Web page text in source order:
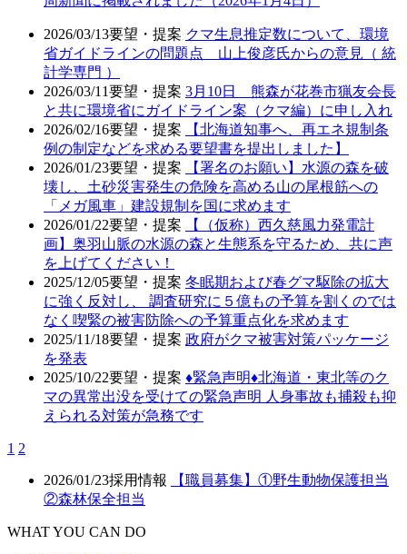
2026/03/13要望・提案 クマ生息推定数について、環境
省ガイドラインの問題点 山上俊彦氏からの意見（ 統
計学専門 ）
2026/03/11要望・提案 3月10日 熊森が花巻市猟友会長
と共に環境省にガイドライン案（クマ編）に申し入れ
2026/02/16要望・提案
【北海道知事へ、再エネ規制条
例の制定などを求める要望書を提出しました】
2026/01/23要望・提案
【署名のお願い】水源の森を破
壊し、土砂災害発生の危険を高める山の尾根筋への
「メガ風車」建設規制を国に求めます
2026/01/22要望・提案
【（仮称）西久慈風力発電計
画】奥羽山脈の水源の森と生態系を守るため、共に声
を上げてください！
2025/12/05要望・提案 冬眠期および春グマ駆除の拡大
に強く反対し、 調査研究に５億もの予算を割くのでは
なく喫緊の被害防除への予算重点化を求めます
2025/11/18要望・提案 政府がクマ被害対策パッケージ
を発表
2025/10/22要望・提案 ♦️緊急声明♦️北海道・東北等のク
マの異常出没を受けての緊急声明 人身事故も捕殺も抑
えられる対策が急務です
1 2
2026/01/23採用情報
【職員募集】①野生動物保護担当
②森林保全担当
WHAT YOU CAN DO